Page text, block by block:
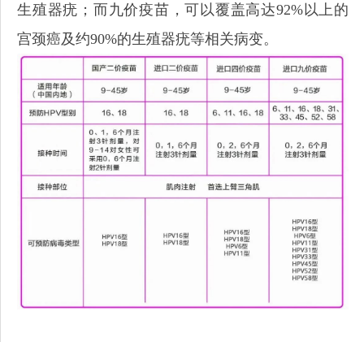
生殖器疣；而九价疫苗，可以覆盖高达92%以上的
宫颈癌及约90%的生殖器疣等相关病变。